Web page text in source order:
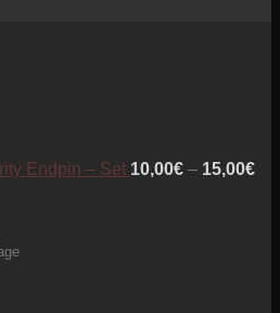
Endpin – Set 10,00€ – 15,00€